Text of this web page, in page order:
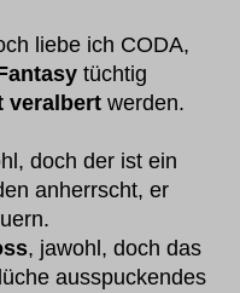
liebe ich CODA,
tüchtig
veralbert werden.
doch der ist ein
anherrscht, er
, jawohl, doch das
ausspuckendes